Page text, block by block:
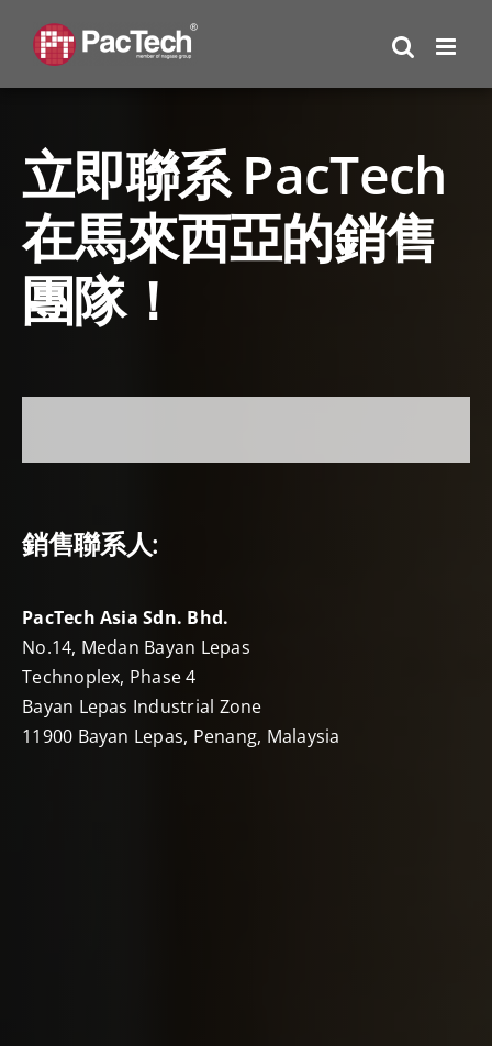
content
立即聯系 PacTech
在馬來西亞的銷售
團隊！
銷售聯系人:
PacTech Asia Sdn. Bhd.
No.14, Medan Bayan Lepas
Technoplex, Phase 4
Bayan Lepas Industrial Zone
11900 Bayan Lepas, Penang, Malaysia